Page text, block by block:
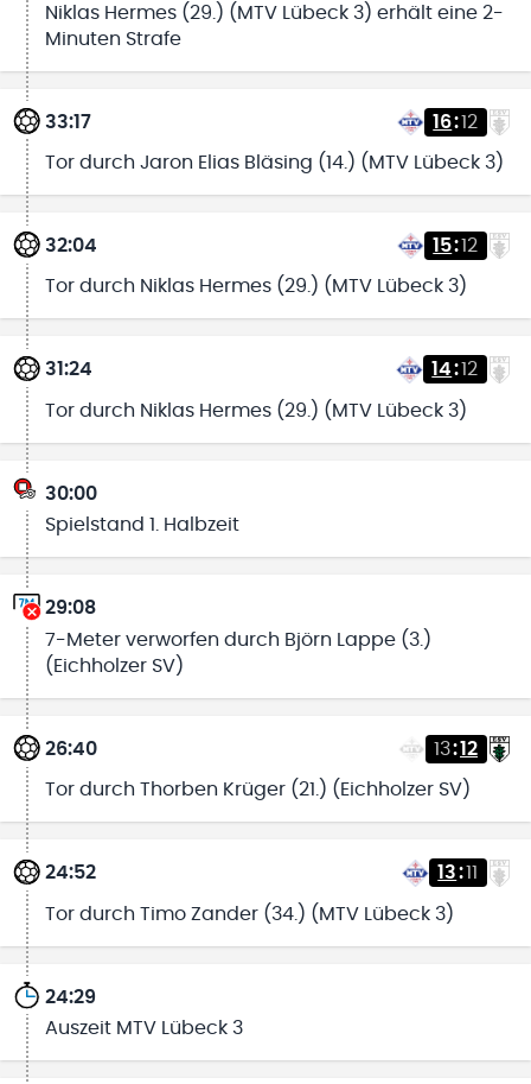
Niklas Hermes (29.) (MTV Lübeck 3) erhält eine 2-
Minuten Strafe
33:17 16:12
Tor durch Jaron Elias Bläsing (14.) (MTV Lübeck 3)
32:04 15:12
Tor durch Niklas Hermes (29.) (MTV Lübeck 3)
31:24 14:12
Tor durch Niklas Hermes (29.) (MTV Lübeck 3)
30:00
Spielstand 1. Halbzeit
29:08
7-Meter verworfen durch Björn Lappe (3.)
(Eichholzer SV)
26:40 13:12
Tor durch Thorben Krüger (21.) (Eichholzer SV)
24:52 13:11
Tor durch Timo Zander (34.) (MTV Lübeck 3)
24:29
Auszeit MTV Lübeck 3